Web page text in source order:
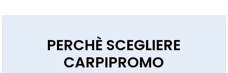
PERCHÈ SCEGLIERE
CARPIPROMO